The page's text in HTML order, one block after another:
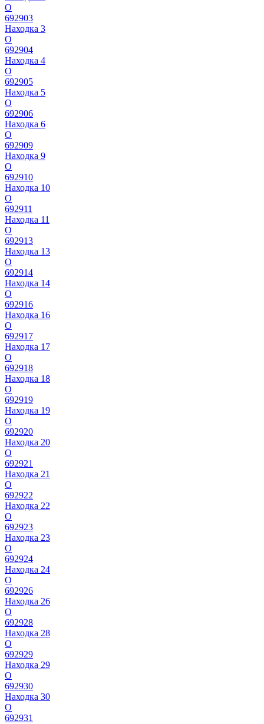
О
692903
Находка 3
О
692904
Находка 4
О
692905
Находка 5
О
692906
Находка 6
О
692909
Находка 9
О
692910
Находка 10
О
692911
Находка 11
О
692913
Находка 13
О
692914
Находка 14
О
692916
Находка 16
О
692917
Находка 17
О
692918
Находка 18
О
692919
Находка 19
О
692920
Находка 20
О
692921
Находка 21
О
692922
Находка 22
О
692923
Находка 23
О
692924
Находка 24
О
692926
Находка 26
О
692928
Находка 28
О
692929
Находка 29
О
692930
Находка 30
О
692931